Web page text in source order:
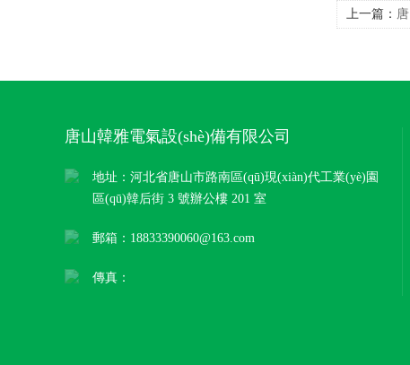
上一篇：
唐山韓雅電氣設(shè)備有限公司
地址：河北省唐山市路南區(qū)現(xiàn)代工業(yè)園
區(qū)韓后街 3 號辦公樓 201 室
郵箱：18833390060@163.com
傳真：